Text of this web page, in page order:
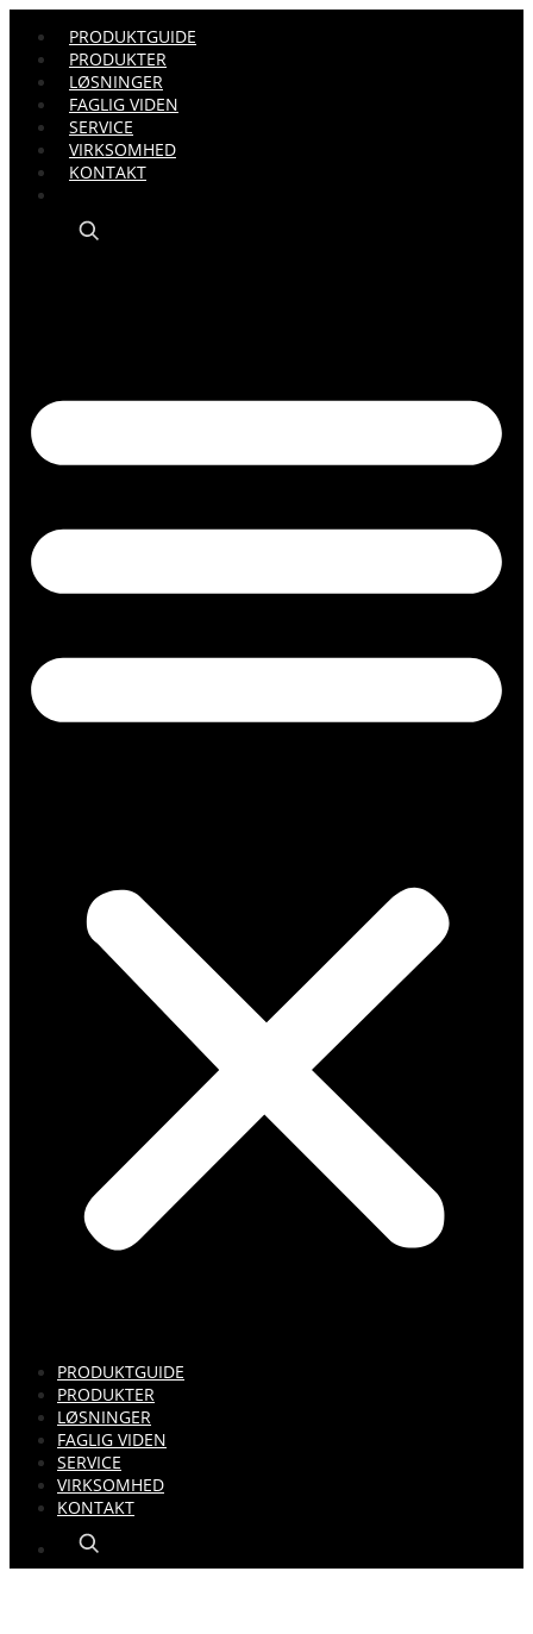
PRODUKTGUIDE
PRODUKTER
LØSNINGER
FAGLIG VIDEN
SERVICE
VIRKSOMHED
KONTAKT
PRODUKTGUIDE
PRODUKTER
LØSNINGER
FAGLIG VIDEN
SERVICE
VIRKSOMHED
KONTAKT